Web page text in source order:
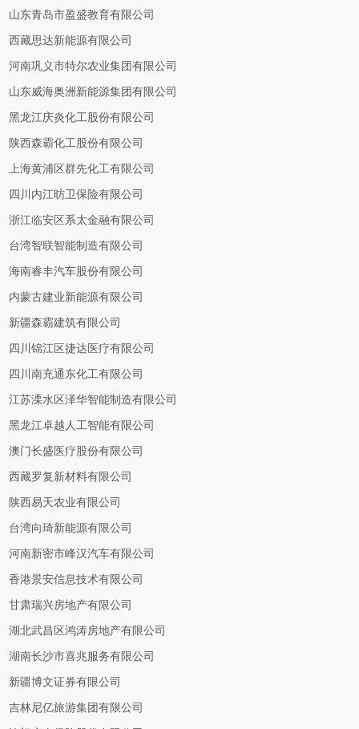
山东青岛市盈盛教育有限公司
西藏思达新能源有限公司
河南巩义市特尔农业集团有限公司
山东威海奥洲新能源集团有限公司
黑龙江庆炎化工股份有限公司
陕西森霸化工股份有限公司
上海黄浦区群先化工有限公司
四川内江昉卫保险有限公司
浙江临安区系太金融有限公司
台湾智联智能制造有限公司
海南睿丰汽车股份有限公司
内蒙古建业新能源有限公司
新疆森霸建筑有限公司
四川锦江区捷达医疗有限公司
四川南充通东化工有限公司
江苏溧水区泽华智能制造有限公司
黑龙江卓越人工智能有限公司
澳门长盛医疗股份有限公司
西藏罗复新材料有限公司
陕西易天农业有限公司
台湾向琦新能源有限公司
河南新密市峰汉汽车有限公司
香港景安信息技术有限公司
甘肃瑞兴房地产有限公司
湖北武昌区鸿涛房地产有限公司
湖南长沙市喜兆服务有限公司
新疆博文证券有限公司
吉林尼亿旅游集团有限公司